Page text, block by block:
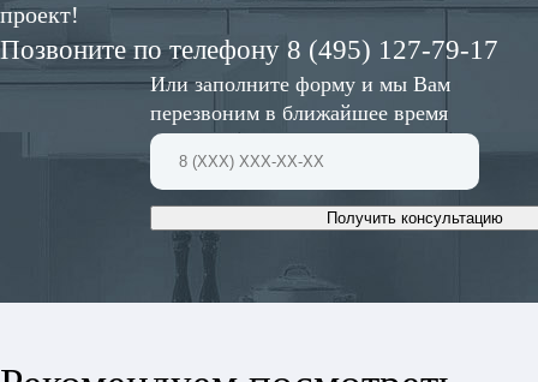
проект!
Позвоните по телефону 8 (495) 127-79-17
Или заполните форму и мы Вам
перезвоним в ближайшее время
Получить консультацию